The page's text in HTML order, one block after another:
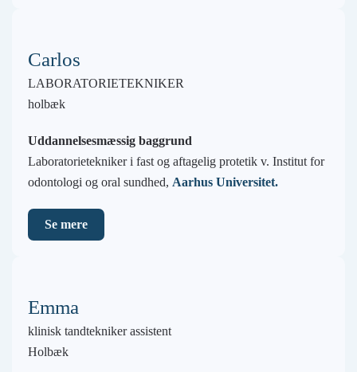
Carlos
LABORATORIETEKNIKER
holbæk
Uddannelsesmæssig baggrund
Laboratorietekniker i fast og aftagelig protetik v. Institut for
odontologi og oral sundhed, Aarhus Universitet.
Se mere
Emma
klinisk tandtekniker assistent
Holbæk